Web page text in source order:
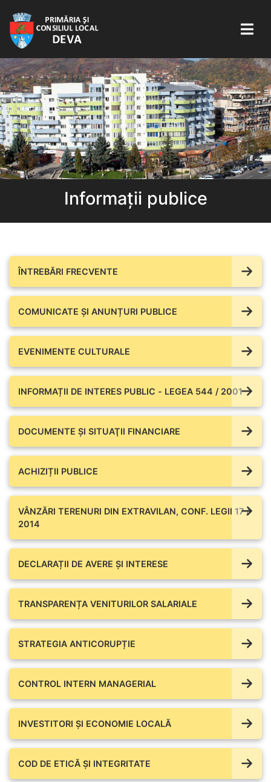
Informații publice
ÎNTREBĂRI FRECVENTE
COMUNICATE ŞI ANUNȚURI PUBLICE
EVENIMENTE CULTURALE
INFORMAȚII DE INTERES PUBLIC - LEGEA 544 / 2001
DOCUMENTE ŞI SITUAŢII FINANCIARE
ACHIZIȚII PUBLICE
VÂNZĂRI TERENURI DIN EXTRAVILAN, CONF. LEGII 17 /
2014
DECLARAȚII DE AVERE ŞI INTERESE
TRANSPARENȚA VENITURILOR SALARIALE
STRATEGIA ANTICORUPȚIE
CONTROL INTERN MANAGERIAL
INVESTITORI ȘI ECONOMIE LOCALĂ
COD DE ETICĂ ȘI INTEGRITATE